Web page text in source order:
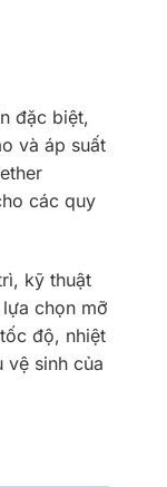
đặc biệt,
và áp suất
các quy
kỹ thuật
chọn mỡ
độ, nhiệt
vệ sinh của